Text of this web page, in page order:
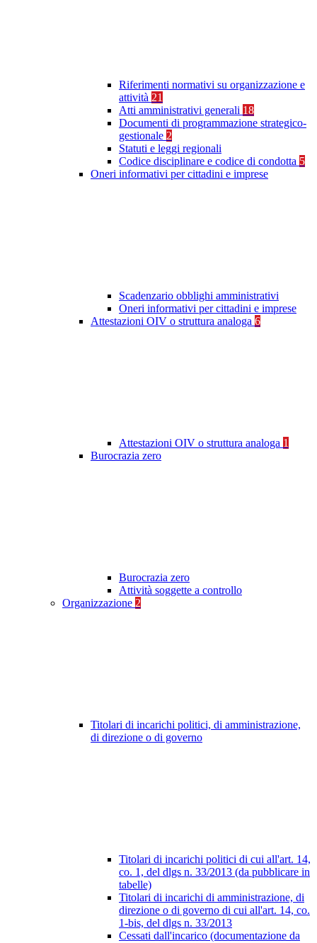
Riferimenti normativi su organizzazione e
attività 21
Atti amministrativi generali 18
Documenti di programmazione strategico-
gestionale 2
Statuti e leggi regionali
Codice disciplinare e codice di condotta 5
Oneri informativi per cittadini e imprese
Scadenzario obblighi amministrativi
Oneri informativi per cittadini e imprese
Attestazioni OIV o struttura analoga 6
Attestazioni OIV o struttura analoga 1
Burocrazia zero
Burocrazia zero
Attività soggette a controllo
Organizzazione 2
Titolari di incarichi politici, di amministrazione,
di direzione o di governo
Titolari di incarichi politici di cui all'art. 14,
co. 1, del dlgs n. 33/2013 (da pubblicare in
tabelle)
Titolari di incarichi di amministrazione, di
direzione o di governo di cui all'art. 14, co.
1-bis, del dlgs n. 33/2013
Cessati dall'incarico (documentazione da